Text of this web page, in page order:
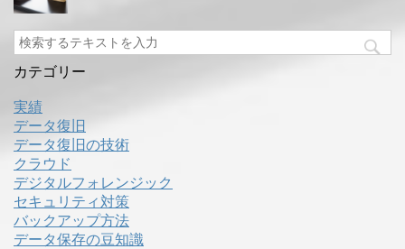
カテゴリー
実績
データ復旧
データ復旧の技術
クラウド
デジタルフォレンジック
セキュリティ対策
バックアップ方法
データ保存の豆知識